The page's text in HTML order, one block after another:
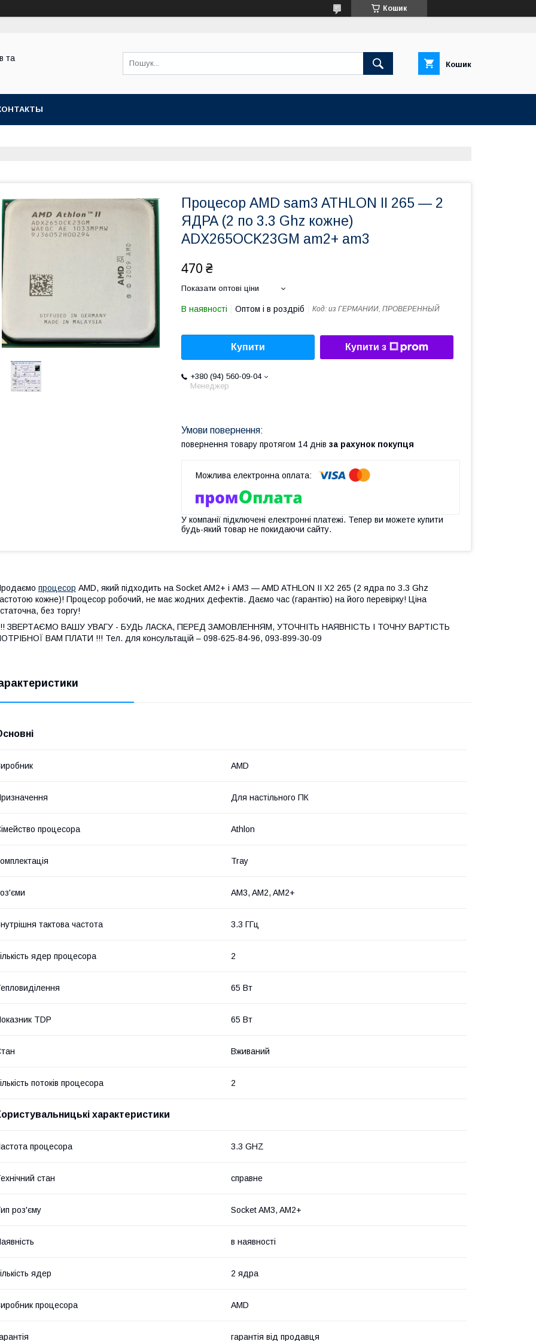
Кошик
та
Кошик
Процесор AMD sam3 ATHLON II 265 — 2
ЯДРА (2 по 3.3 Ghz кожне)
ADX265OCK23GM am2+ am3
470 ₴
Показати оптові ціни
В наявності Оптом і в роздріб Код: из ГЕРМАНИИ, ПРОВЕРЕННЫЙ
Купити Купити з
+380 (94) 560-09-04
Менеджер
повернення товару протягом 14 днів за рахунок покупця
У компанії підключені електронні платежі. Тепер ви можете купити
будь-який товар не покидаючи сайту.
процесор AMD, який підходить на Socket AM2+ і AM3 — AMD ATHLON II X2 265 (2 ядра по 3.3 Ghz
кожне)! Процесор робочий, не має жодних дефектів. Даємо час (гарантію) на його перевірку! Ціна
без торгу!
ЗВЕРТАЄМО ВАШУ УВАГУ - БУДЬ ЛАСКА, ПЕРЕД ЗАМОВЛЕННЯМ, УТОЧНІТЬ НАЯВНІСТЬ І ТОЧНУ ВАРТІСТЬ
ВАМ ПЛАТИ !!! Тел. для консультацій – 098-625-84-96, 093-899-30-09
AMD
Для настільного ПК
процесора Athlon
Tray
AM3, AM2, AM2+
тактова частота 3.3 ГГц
ядер процесора 2
65 Вт
TDP 65 Вт
Вживаний
потоків процесора 2
характеристики
процесора 3.3 GHZ
стан справне
роз'єму Socket AM3, AM2+
в наявності
ядер 2 ядра
процесора AMD
гарантія від продавця